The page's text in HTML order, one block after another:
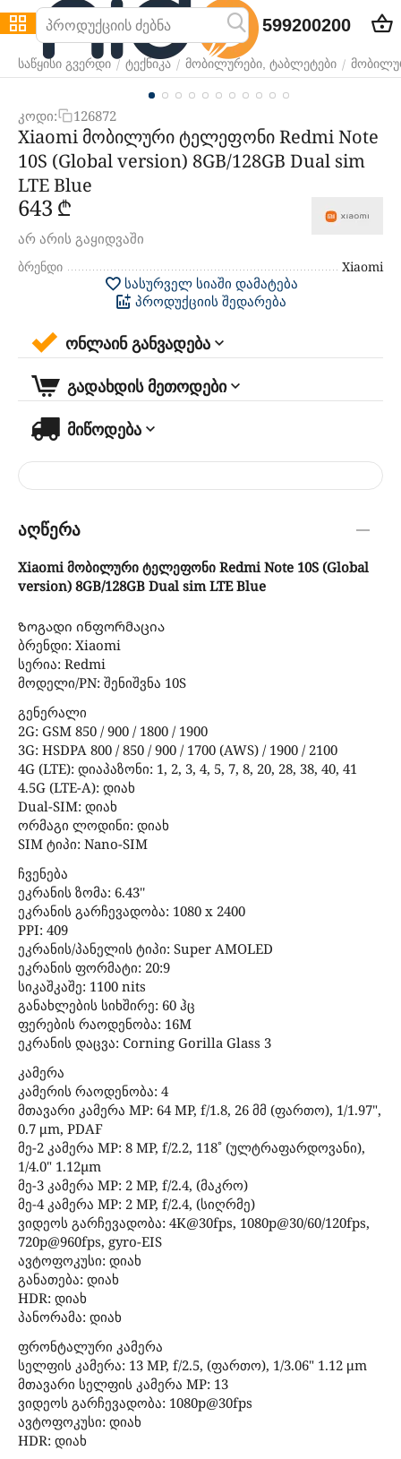
599200200
საწყისი გვერდი / ტექნიკა / მობილურები, ტაბლეტები /
კოდი: 126872
Xiaomi მობილური ტელეფონი Redmi Note
10S (Global version) 8GB/128GB Dual sim
LTE Blue
‍643‍ ₾
არ არის გაყიდვაში
ბრენდი Xiaomi
სასურველ სიაში დამატება
პროდუქციის შედარება
ონლაინ განვადება
გადახდის მეთოდები
მიწოდება
აღწერა
Xiaomi მობილური ტელეფონი Redmi Note 10S (Global
version) 8GB/128GB Dual sim LTE Blue
Ზოგადი ინფორმაცია
ბრენდი: Xiaomi
სერია: Redmi
მოდელი/PN: შენიშვნა 10S
გენერალი
2G: GSM 850 / 900 / 1800 / 1900
3G: HSDPA 800 / 850 / 900 / 1700 (AWS) / 1900 / 2100
4G (LTE): დიაპაზონი: 1, 2, 3, 4, 5, 7, 8, 20, 28, 38, 40, 41
4.5G (LTE-A): დიახ
Dual-SIM: დიახ
ორმაგი ლოდინი: დიახ
SIM ტიპი: Nano-SIM
ჩვენება
ეკრანის ზომა: 6.43''
ეკრანის გარჩევადობა: 1080 x 2400
PPI: 409
ეკრანის/პანელის ტიპი: Super AMOLED
ეკრანის ფორმატი: 20:9
სიკაშკაშე: 1100 nits
განახლების სიხშირე: 60 ჰც
ფერების რაოდენობა: 16M
ეკრანის დაცვა: Corning Gorilla Glass 3
კამერა
კამერის რაოდენობა: 4
მთავარი კამერა MP: 64 MP, f/1.8, 26 მმ (ფართო), 1/1.97",
0.7 μm, PDAF
მე-2 კამერა MP: 8 MP, f/2.2, 118˚ (ულტრაფარდოვანი),
1/4.0" 1.12µm
მე-3 კამერა MP: 2 MP, f/2.4, (მაკრო)
მე-4 კამერა MP: 2 MP, f/2.4, (სიღრმე)
ვიდეოს გარჩევადობა: 4K@30fps, 1080p@30/60/120fps,
720p@960fps, gyro-EIS
ავტოფოკუსი: დიახ
განათება: დიახ
HDR: დიახ
პანორამა: დიახ
ფრონტალური კამერა
სელფის კამერა: 13 MP, f/2.5, (ფართო), 1/3.06" 1.12 μm
მთავარი სელფის კამერა MP: 13
ვიდეოს გარჩევადობა: 1080p@30fps
ავტოფოკუსი: დიახ
HDR: დიახ